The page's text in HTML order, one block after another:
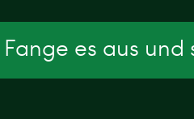
Fange es aus und